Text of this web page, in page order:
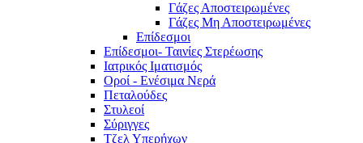
Γάζες Αποστειρωμένες
Γάζες Μη Αποστειρωμένες
Επίδεσμοι
Επίδεσμοι- Ταινίες Στερέωσης
Ιατρικός Ιματισμός
Οροί - Ενέσιμα Νερά
Πεταλούδες
Στυλεοί
Σύριγγες
Τζελ Υπερήχων